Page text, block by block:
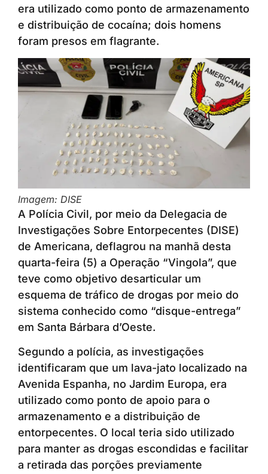
era utilizado como ponto de armazenamento
e distribuição de cocaína; dois homens
foram presos em flagrante.
Imagem: DISE
A Polícia Civil, por meio da Delegacia de
Investigações Sobre Entorpecentes (DISE)
de Americana, deflagrou na manhã desta
quarta-feira (5) a Operação “Vingola”, que
teve como objetivo desarticular um
esquema de tráfico de drogas por meio do
sistema conhecido como “disque-entrega”
em Santa Bárbara d’Oeste.
Segundo a polícia, as investigações
identificaram que um lava-jato localizado na
Avenida Espanha, no Jardim Europa, era
utilizado como ponto de apoio para o
armazenamento e a distribuição de
entorpecentes. O local teria sido utilizado
para manter as drogas escondidas e facilitar
a retirada das porções previamente